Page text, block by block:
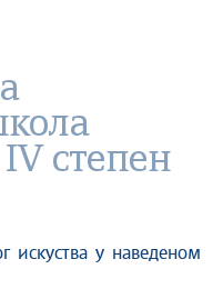
степен
искуства у наведеном